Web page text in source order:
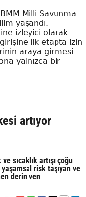
Milli Savunma
yaşandı.
izleyici olarak
ilk etapta izin
araya girmesi
yalnızca bir
artıyor
sıcaklık artışı çoğu
risk taşıyan ve
derin ven